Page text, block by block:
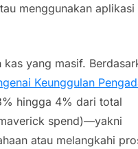
menggunakan aplikasi
yang masif.
Keunggulan
hingga 4% dari total
spend)—yakni
atau melangkahi